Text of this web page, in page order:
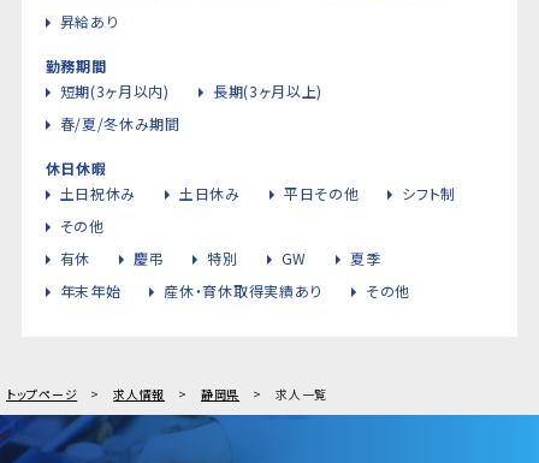
昇給あり
勤務期間
短期(3ヶ月以内)
長期(3ヶ月以上)
春/夏/冬休み期間
休日休暇
土日祝休み
土日休み 平日その他
シフト制
その他
有休
慶弔 特別 GW
夏季
年末年始
産休・育休取得実績あり その他
トップページ 求人情報 静岡県 求人一覧